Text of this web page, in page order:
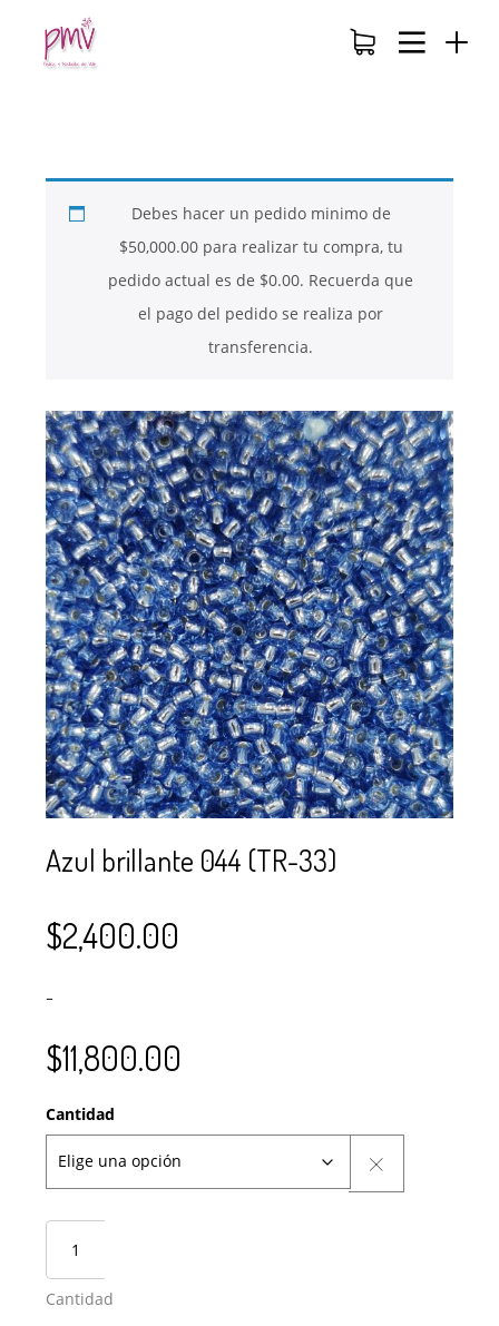
26
NOVIEMBRE
2017
QUE PIEDRAS
SE USAN PARA
BISUTERÍA Y
JOYERÍA
26
NOVIEMBRE
2017
QUE ES LA
MOSTACILLA?
26
NOVIEMBRE
2017
NUESTROS
CURSOS
Debes hacer un pedido minimo de
$50,000.00para realizar tu compra, tu
pedido actual es de $0.00. Recuerda que
el pago del pedido se realiza por
transferencia.
Azul brillante 044 (TR-33)
$2,400.00
–
$11,800.00
Cantidad
Cantidad